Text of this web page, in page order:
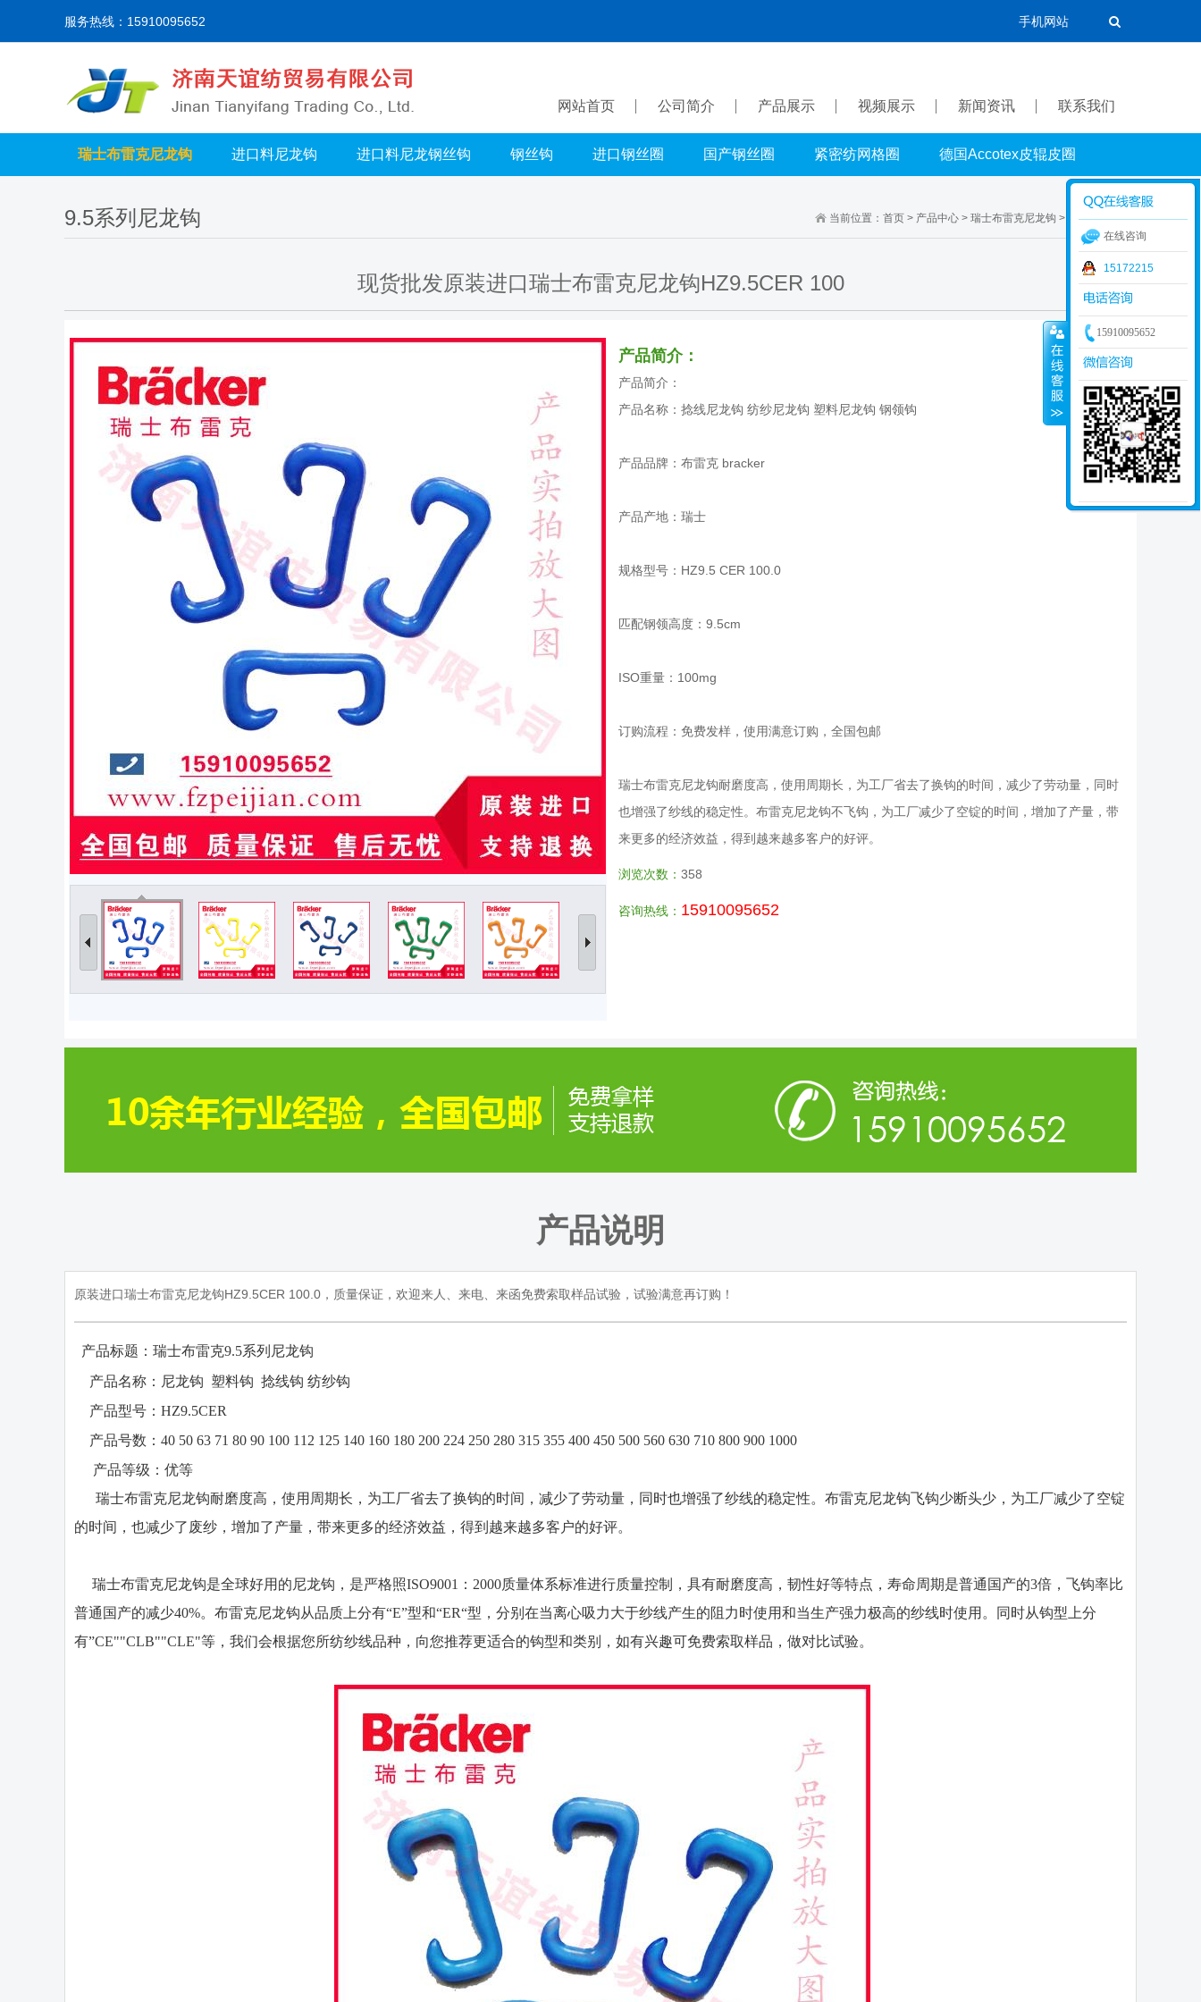
服务热线：15910095652 手机网站
网站首页 公司简介 产品展示 视频展示 新闻资讯 联系我们
瑞士布雷克尼龙钩 进口料尼龙钩 进口料尼龙钢丝钩 钢丝钩 进口钢丝圈 国产钢丝圈 紧密纺网格圈 德国Accotex皮辊皮圈
当前位置： 首页 > 产品中心 > 瑞士布雷克尼龙钩 > 9.5系列尼龙钩
9.5系列尼龙钩
现货批发原装进口瑞士布雷克尼龙钩HZ9.5CER 100
产品简介：
产品简介：
产品名称：捻线尼龙钩 纺纱尼龙钩 塑料尼龙钩 钢领钩
产品品牌：布雷克 bracker
产品产地：瑞士
规格型号：HZ9.5 CER 100.0
匹配钢领高度：9.5cm
ISO重量：100mg
订购流程：免费发样，使用满意订购，全国包邮
瑞士布雷克尼龙钩耐磨度高，使用周期长，为工厂省去了换钩的时间，减少了劳动量，同时
也增强了纱线的稳定性。布雷克尼龙钩不飞钩，为工厂减少了空锭的时间，增加了产量，带
来更多的经济效益，得到越来越多客户的好评。
浏览次数： 358
咨询热线： 15910095652
产品说明
原装进口瑞士布雷克尼龙钩HZ9.5CER 100.0，质量保证，欢迎来人、来电、来函免费索取样品试验，试验满意再订购！
产品标题：瑞士布雷克9.5系列尼龙钩
产品名称： 尼龙钩 塑料钩 捻线钩 纺纱钩
产品型号：HZ9.5CER
产品号数：40 50 63 71 80 90 100 112 125 140 160 180 200 224 250 280 315 355 400 450 500 560 630 710 800 900 1000
产品等级：优等
瑞士布雷克尼龙钩耐磨度高，使用周期长，为工厂省去了换钩的时间，减少了劳动量，同时也增强了纱线的稳定性。布雷克尼龙钩飞钩少断头少，为工厂减少了空锭
的时间，也减少了废纱，增加了产量，带来更多的经济效益，得到越来越多客户的好评。
瑞士布雷克尼龙钩是全球好用的尼龙钩，是严格照ISO9001：2000质量体系标准进行质量控制，具有耐磨度高，韧性好等特点，寿命周期是普通国产的3倍，飞钩率比
普通国产的减少40%。布雷克尼龙钩从品质上分有“E”型和“ER“型，分别在当离心吸力大于纱线产生的阻力时使用和当生产强力极高的纱线时使用。同时从钩型上分
有”CE""CLB""CLE"等，我们会根据您所纺纱线品种，向您推荐更适合的钩型和类别，如有兴趣可免费索取样品，做对比试验。
在线咨询
15172215
15910095652